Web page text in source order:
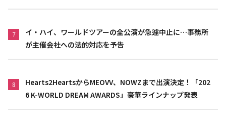
7
イ・ハイ、ワールドツアーの全公演が急遽中止に…事務所
が主催会社への法的対応を予告
8
Hearts2HeartsからMEOVV、NOWZまで出演決定！「202
6 K-WORLD DREAM AWARDS」豪華ラインナップ発表